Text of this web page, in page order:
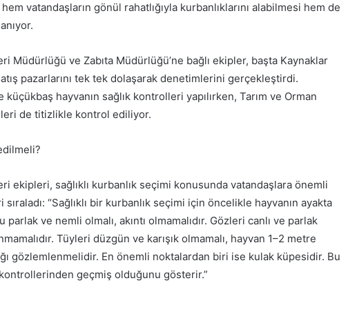
vatandaşların gönül rahatlığıyla kurbanlıklarını alabilmesi hem de
Müdürlüğü ve Zabıta Müdürlüğü’ne bağlı ekipler, başta Kaynaklar
pazarlarını tek tek dolaşarak denetimlerini gerçekleştirdi.
hayvanın sağlık kontrolleri yapılırken, Tarım ve Orman
de titizlikle kontrol ediliyor.
ekipleri, sağlıklı kurbanlık seçimi konusunda vatandaşlara önemli
“Sağlıklı bir kurbanlık seçimi için öncelikle hayvanın ayakta
ve nemli olmalı, akıntı olmamalıdır. Gözleri canlı ve parlak
Tüyleri düzgün ve karışık olmamalı, hayvan 1–2 metre
gözlemlenmelidir. En önemli noktalardan biri ise kulak küpesidir. Bu
kontrollerinden geçmiş olduğunu gösterir.”